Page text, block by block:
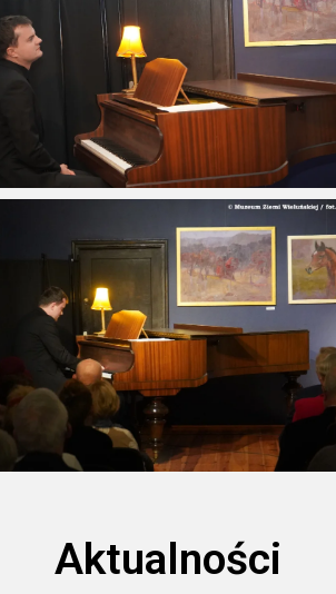
Aktualności